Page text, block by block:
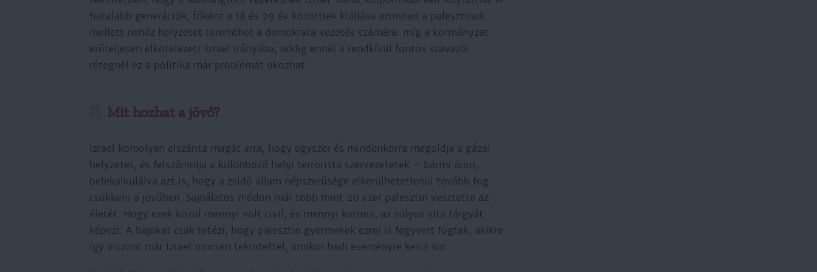
fiatalabb generációk, főként a 18 és 29 év közöttiek kiállása azonban a palesztinok
mellett nehéz helyzetet teremthet a demokrata vezetés számára: míg a kormányzat
erőteljesen elkötelezett Izrael irányába, addig ennél a rendkívül fontos szavazói
rétegnél ez a politika már problémát okozhat.
Mit hozhat a jövő?
Izrael komolyan elszánta magát arra, hogy egyszer és mindenkorra megoldja a gázai
helyzetet, és felszámolja a különböző helyi terrorista szervezetetek – bármi áron,
belekalkulálva azt is, hogy a zsidó állam népszerűsége elkerülhetetlenül tovább fog
csökkeni a jövőben. Sajnálatos módon már több mint 20 ezer palesztin vesztette az
életét. Hogy ezek közül mennyi volt civil, és mennyi katona, az súlyos vita tárgyát
képezi. A bajokat csak tetézi, hogy palesztin gyermekek ezrei is fegyvert fogtak, akikre
így viszont már Izrael nincsen tekintettel, amikor hadi eseményre kerül sor.